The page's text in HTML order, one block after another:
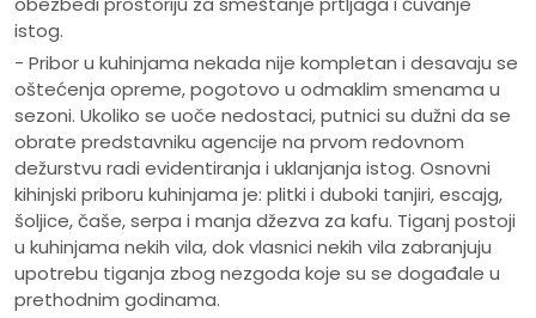
istog.
- Pribor u kuhinjama nekada nije kompletan i desavaju se
oštećenja opreme, pogotovo u odmaklim smenama u
sezoni. Ukoliko se uoče nedostaci, putnici su dužni da se
obrate predstavniku agencije na prvom redovnom
dežurstvu radi evidentiranja i uklanjanja istog. Osnovni
kihinjski priboru kuhinjama je: plitki i duboki tanjiri, escajg,
šoljice, čaše, serpa i manja džezva za kafu. Tiganj postoji
u kuhinjama nekih vila, dok vlasnici nekih vila zabranjuju
upotrebu tiganja zbog nezgoda koje su se događale u
prethodnim godinama.